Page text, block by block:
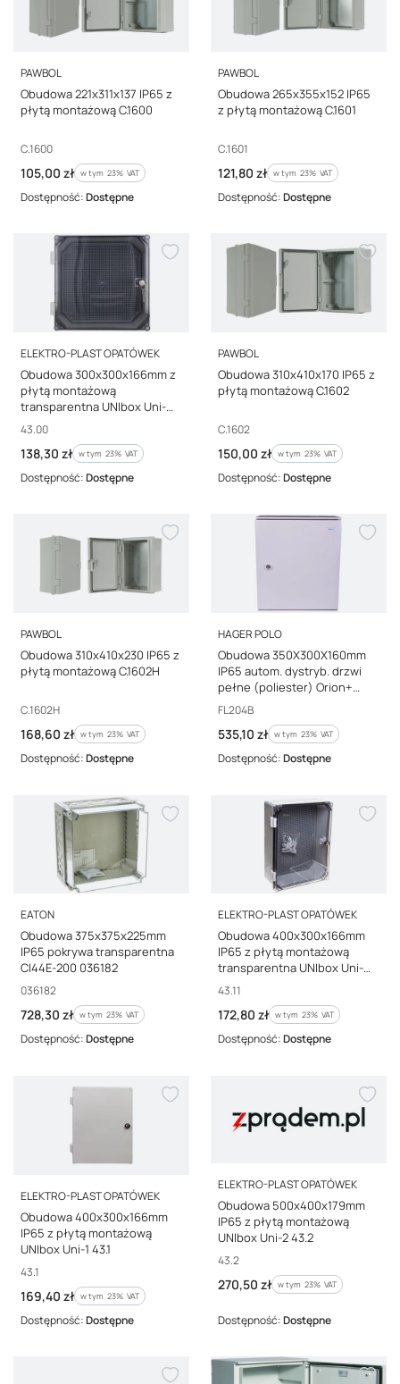
PRODUCENT
PAWBOL
Obudowa 221x311x137 IP65 z
płytą montażową C.1600
Kod producenta
C.1600
Cena brutto
105,00 zł w tym %s VAT
w tym 23% VAT
Dostępność:Dostępne
PRODUCENT
PAWBOL
Obudowa 265x355x152 IP65
z płytą montażową C.1601
Kod producenta
C.1601
Cena brutto
121,80 zł w tym %s VAT
w tym 23% VAT
Dostępność:Dostępne
PRODUCENT
ELEKTRO-PLAST OPATÓWEK
Obudowa 300x300x166mm z
płytą montażową
transparentna UNIbox Uni-
0/T43.00
Kod producenta
43.00
Cena brutto
138,30 zł w tym %s VAT
w tym 23% VAT
Dostępność:Dostępne
PRODUCENT
PAWBOL
Obudowa 310x410x170 IP65 z
płytą montażową C.1602
Kod producenta
C.1602
Cena brutto
150,00 zł w tym %s VAT
w tym 23% VAT
Dostępność:Dostępne
PRODUCENT
PAWBOL
Obudowa 310x410x230 IP65 z
płytą montażową C.1602H
Kod producenta
C.1602H
Cena brutto
168,60 zł w tym %s VAT
w tym 23% VAT
Dostępność:Dostępne
PRODUCENT
HAGER POLO
Obudowa 350X300X160mm
IP65 autom. dystryb. drzwi
pełne (poliester) Orion+
FL204B
Kod producenta
FL204B
Cena brutto
535,10 zł w tym %s VAT
w tym 23% VAT
Dostępność:Dostępne
PRODUCENT
EATON
Obudowa 375x375x225mm
IP65 pokrywa transparentna
CI44E-200 036182
Kod producenta
036182
Cena brutto
728,30 zł w tym %s VAT
w tym 23% VAT
Dostępność:Dostępne
PRODUCENT
ELEKTRO-PLAST OPATÓWEK
Obudowa 400x300x166mm
IP65 z płytą montażową
transparentna UNIbox Uni-
1/T 43.11
Kod producenta
43.11
Cena brutto
172,80 zł w tym %s VAT
w tym 23% VAT
Dostępność:Dostępne
PRODUCENT
ELEKTRO-PLAST OPATÓWEK
Obudowa 400x300x166mm
IP65 z płytą montażową
UNIbox Uni-1 43.1
Kod producenta
43.1
Cena brutto
169,40 zł w tym %s VAT
w tym 23% VAT
Dostępność:Dostępne
PRODUCENT
ELEKTRO-PLAST OPATÓWEK
Obudowa 500x400x179mm
IP65 z płytą montażową
UNIbox Uni-2 43.2
Kod producenta
43.2
Cena brutto
270,50 zł w tym %s VAT
w tym 23% VAT
Dostępność:Dostępne